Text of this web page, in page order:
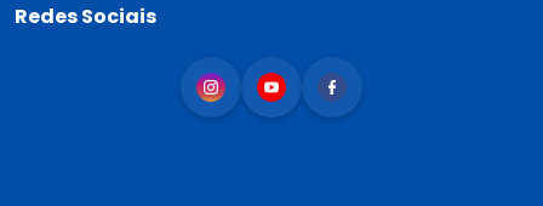
Redes Sociais